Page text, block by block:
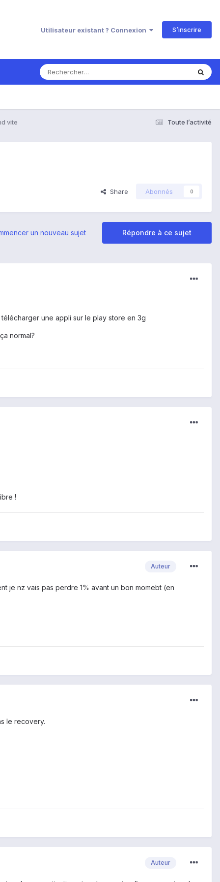
Utilisateur existant ? Connexion S’inscrire
Toute l’activité
vite
Share Abonnés 0
Répondre à ce sujet
un nouveau sujet
une appli sur le play store en 3g
normal?
!
Auteur
je nz vais pas perdre 1% avant un bon momebt (en
le recovery.
Auteur